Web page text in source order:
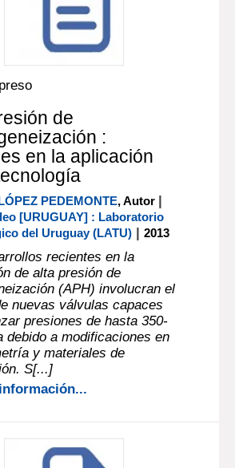
de
:
en la aplicación
PEDEMONTE, Autor |
[URUGUAY] : Laboratorio
del Uruguay (LATU) |2013
recientes en la
de alta presión de
(APH) involucran el
nuevas válvulas capaces
presiones de hasta 350-
debido a modificaciones en
y materiales de
S[...]